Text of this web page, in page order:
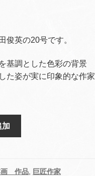
俊英の20号です。
基調とした色彩の背景
た姿が実に印象的な作家
加
画 作品 巨匠作家